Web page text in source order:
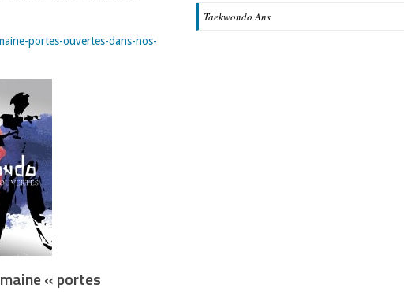
portes-ouvertes-dans-nos-
« portes
Taekwondo Ans